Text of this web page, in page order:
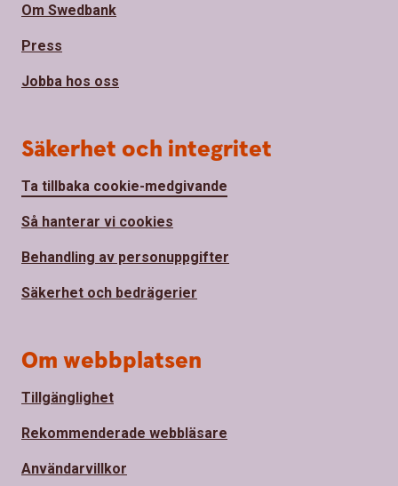
Om Swedbank
Press
Jobba hos oss
Säkerhet och integritet
Ta tillbaka cookie-medgivande
Så hanterar vi cookies
Behandling av personuppgifter
Säkerhet och bedrägerier
Om webbplatsen
Tillgänglighet
Rekommenderade webbläsare
Användarvillkor